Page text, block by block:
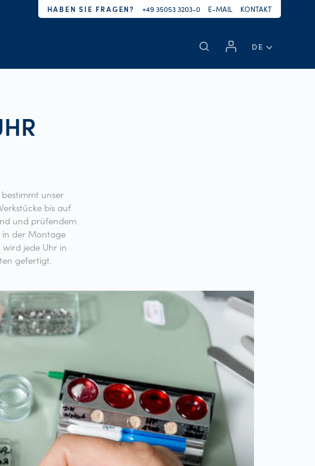
HABEN SIE FRAGEN? +49 35053 3203-0 E-MAIL KONTAKT
DE
unser
bis auf
und prüfendem
in der Montage
jede Uhr in
gefertigt.